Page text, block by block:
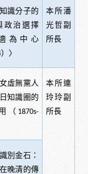
識分子的
政治選擇
為中心
）〉
本所潘
光哲副
所長
虛無黨人
知識圈的
（ 1870s-
本所連
玲玲副
所長
別金石：
晚清的傳